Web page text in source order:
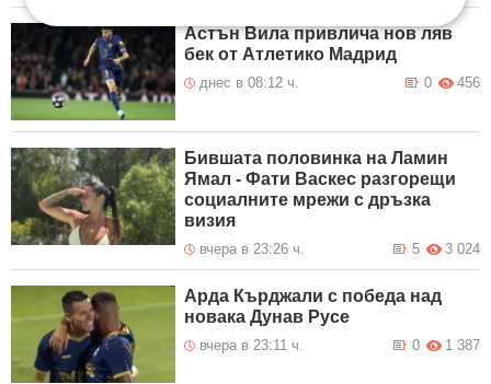
Астън Вила привлича нов ляв
бек от Атлетико Мадрид
днес в 08:12 ч. 456
0
Бившата половинка на Ламин
Ямал - Фати Васкес разгорещи
социалните мрежи с дръзка
визия
вчера в 23:26 ч. 3 024
5
Арда Кърджали с победа над
новака Дунав Русе
вчера в 23:11 ч. 1 387
0